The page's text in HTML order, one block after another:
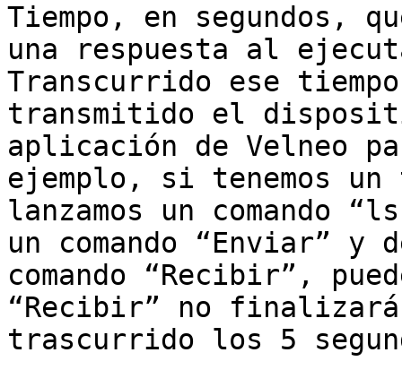
Tiempo, en segundos,
una respuesta al
Transcurrido ese
transmitido el
aplicación de Velneo
ejemplo, si tenemos un
lanzamos un comando
un comando “Enviar” y
comando “Recibir”,
“Recibir” no finalizará
trascurrido los 5